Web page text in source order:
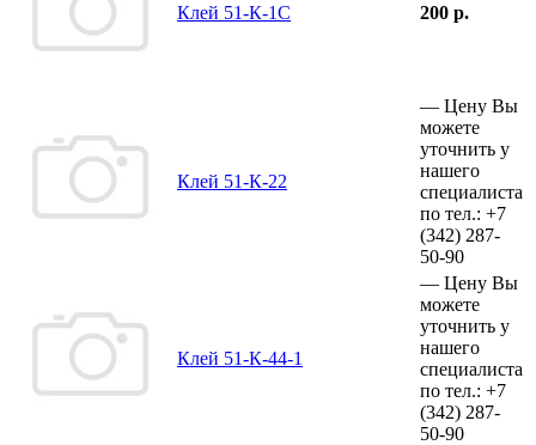
Клей 51-К-1С 200 р.
Клей 51-К-22
— Цену Вы
можете
уточнить у
нашего
специалиста
по тел.: +7
(342) 287-
50-90
Клей 51-К-44-1
— Цену Вы
можете
уточнить у
нашего
специалиста
по тел.: +7
(342) 287-
50-90